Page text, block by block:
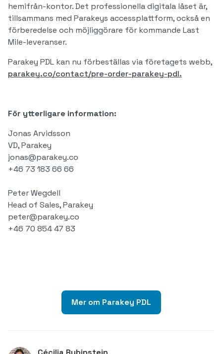
hemifrån-kontor. Det professionella digitala låset är,
tillsammans med Parakeys accessplattform, också en
förberedelse och möjliggörare för kommande Last
Mile-leveranser.
Parakey PDL kan nu förbeställas via företagets webb,
parakey.co/contact/pre-order-parakey-pdl.
För ytterligare information:
Jonas Arvidsson
VD, Parakey
jonas@parakey.co
+46 73 183 66 66
Peter Wegdell
Head of Sales, Parakey
peter@parakey.co
+46 70 854 47 83
Mer om Parakey PDL